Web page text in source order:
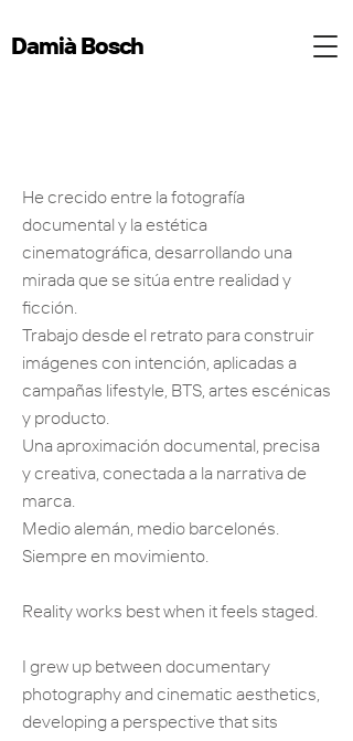
Damià Bosch
He crecido entre la fotografía
documental y la estética
cinematográfica, desarrollando una
mirada que se sitúa entre realidad y
ficción.
Trabajo desde el retrato para construir
imágenes con intención, aplicadas a
campañas lifestyle, BTS, artes escénicas
y producto.
Una aproximación documental, precisa
y creativa, conectada a la narrativa de
marca.
Medio alemán, medio barcelonés.
Siempre en movimiento.
Reality works best when it feels staged.
I grew up between documentary
photography and cinematic aesthetics,
developing a perspective that sits